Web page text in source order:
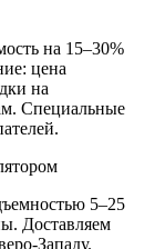
на 15–30%
цена
на
Специальные
5–25
Доставляем
Западу.